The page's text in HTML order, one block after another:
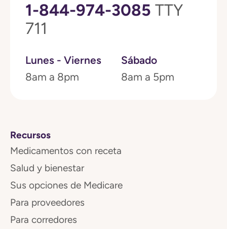
1-844-974-3085 TTY
711
Lunes - Viernes
8am a 8pm
Sábado
8am a 5pm
Recursos
Medicamentos con receta
Salud y bienestar
Sus opciones de Medicare
Para proveedores
Para corredores